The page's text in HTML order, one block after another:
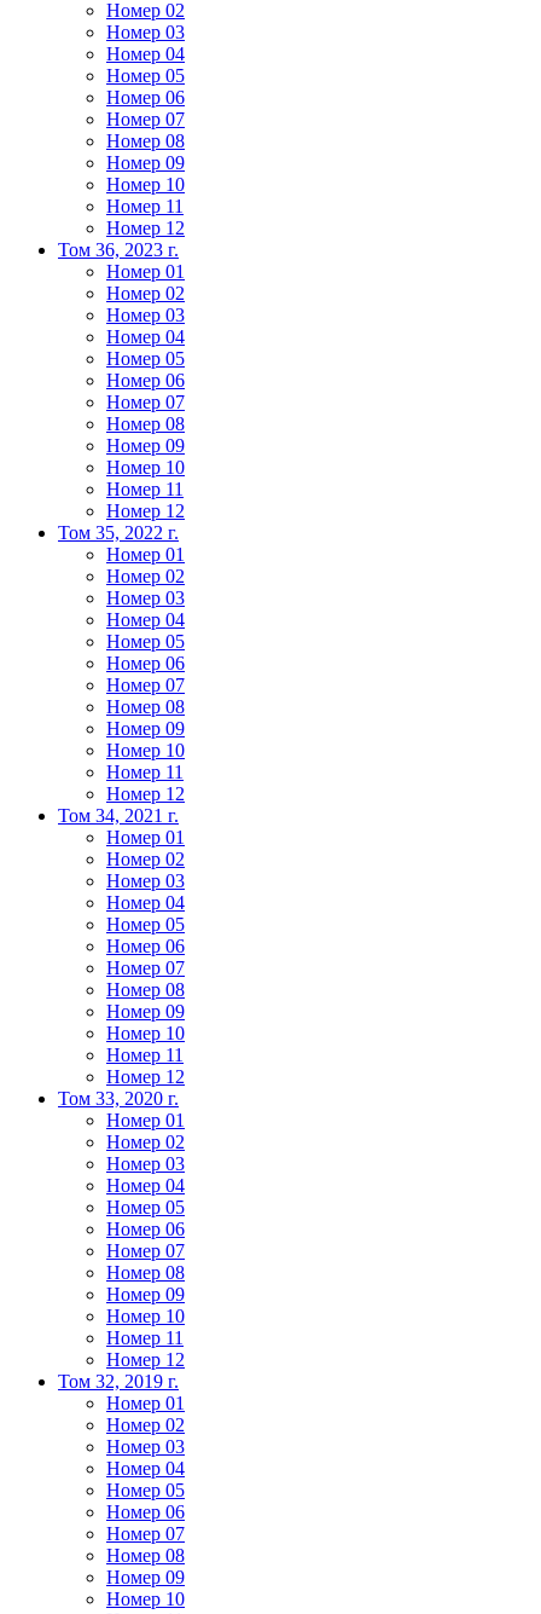
Номер 02
Номер 03
Номер 04
Номер 05
Номер 06
Номер 07
Номер 08
Номер 09
Номер 10
Номер 11
Номер 12
Том 36, 2023 г.
Номер 01
Номер 02
Номер 03
Номер 04
Номер 05
Номер 06
Номер 07
Номер 08
Номер 09
Номер 10
Номер 11
Номер 12
Том 35, 2022 г.
Номер 01
Номер 02
Номер 03
Номер 04
Номер 05
Номер 06
Номер 07
Номер 08
Номер 09
Номер 10
Номер 11
Номер 12
Том 34, 2021 г.
Номер 01
Номер 02
Номер 03
Номер 04
Номер 05
Номер 06
Номер 07
Номер 08
Номер 09
Номер 10
Номер 11
Номер 12
Том 33, 2020 г.
Номер 01
Номер 02
Номер 03
Номер 04
Номер 05
Номер 06
Номер 07
Номер 08
Номер 09
Номер 10
Номер 11
Номер 12
Том 32, 2019 г.
Номер 01
Номер 02
Номер 03
Номер 04
Номер 05
Номер 06
Номер 07
Номер 08
Номер 09
Номер 10